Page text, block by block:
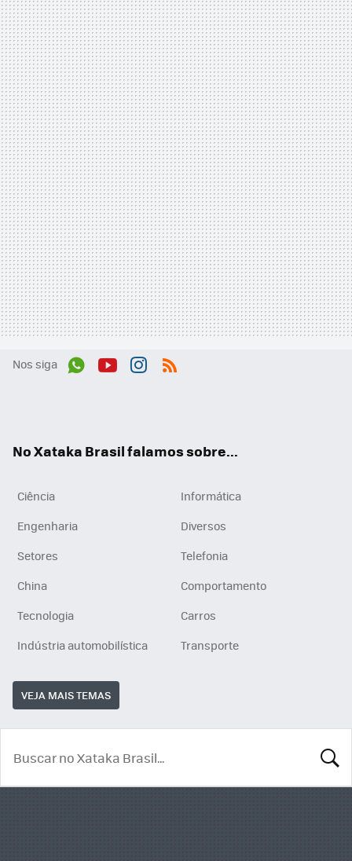
Nos siga
No Xataka Brasil falamos sobre...
Ciência
Informática
Engenharia
Diversos
Setores
Telefonia
China
Comportamento
Tecnologia
Carros
Indústria automobilística
Transporte
VEJA MAIS TEMAS